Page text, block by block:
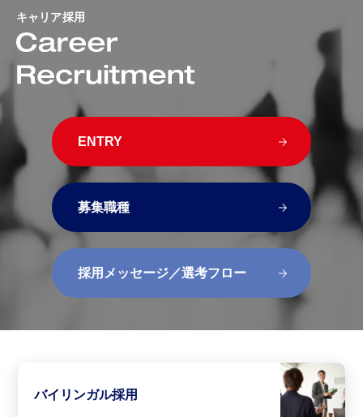
キャリア採用
ENTRY
募集職種
採用メッセージ／選考フロー
バイリンガル採用